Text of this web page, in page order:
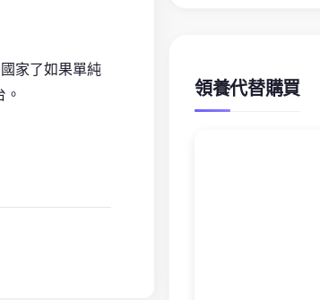
家了如果單純
領養代替購買